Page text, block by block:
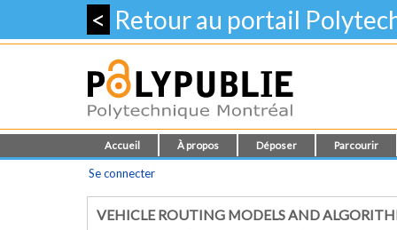
< Retour au portail
Accueil À propos Déposer Parcourir
Se connecter
VEHICLE ROUTING MODELS AND